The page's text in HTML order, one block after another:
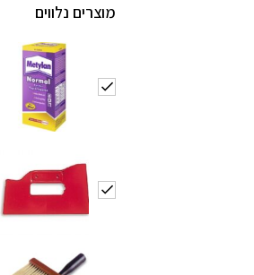
מוצרים נלווים